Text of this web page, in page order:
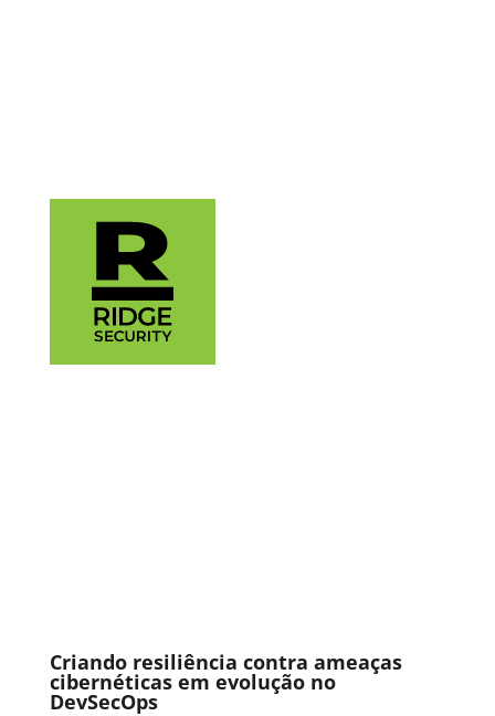
Criando resiliência contra ameaças
cibernéticas em evolução no
DevSecOps